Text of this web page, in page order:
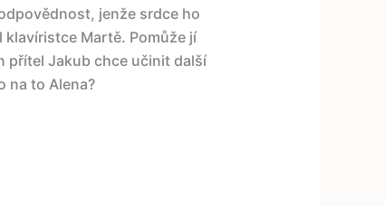
jenže srdce ho
klavíristce Martě. Pomůže jí
přítel Jakub chce učinit další
na to Alena?